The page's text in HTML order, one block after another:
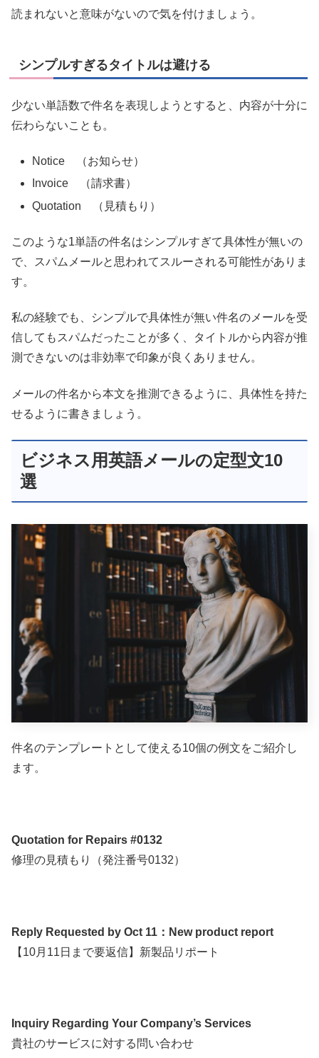
読まれないと意味がないので気を付けましょう。
シンプルすぎるタイトルは避ける
少ない単語数で件名を表現しようとすると、内容が十分に
伝わらないことも。
Notice （お知らせ）
Invoice （請求書）
Quotation （見積もり）
このような1単語の件名はシンプルすぎて具体性が無いの
で、スパムメールと思われてスルーされる可能性がありま
す。
私の経験でも、シンプルで具体性が無い件名のメールを受
信してもスパムだったことが多く、タイトルから内容が推
測できないのは非効率で印象が良くありません。
メールの件名から本文を推測できるように、具体性を持た
せるように書きましょう。
ビジネス用英語メールの定型文10
選
件名のテンプレートとして使える10個の例文をご紹介し
ます。
Quotation for Repairs #0132
修理の見積もり（発注番号0132）
Reply Requested by Oct 11：New product report
【10月11日まで要返信】新製品リポート
Inquiry Regarding Your Company’s Services
貴社のサービスに対する問い合わせ